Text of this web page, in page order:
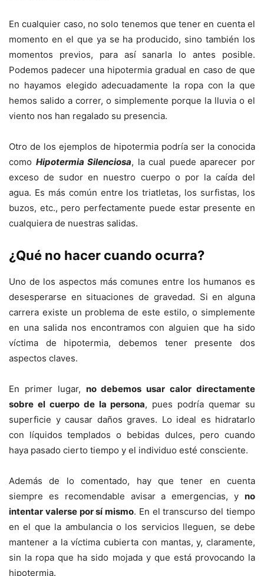
En cualquier caso, no solo tenemos que tener en cuenta el
momento en el que ya se ha producido, sino también los
momentos previos, para así sanarla lo antes posible.
Podemos padecer una hipotermia gradual en caso de que
no hayamos elegido adecuadamente la ropa con la que
hemos salido a correr, o simplemente porque la lluvia o el
viento nos han regalado su presencia.
Otro de los ejemplos de hipotermia podría ser la conocida
como Hipotermia Silenciosa, la cual puede aparecer por
exceso de sudor en nuestro cuerpo o por la caída del
agua. Es más común entre los triatletas, los surfistas, los
buzos, etc., pero perfectamente puede estar presente en
cualquiera de nuestras salidas.
¿Qué no hacer cuando ocurra?
Uno de los aspectos más comunes entre los humanos es
desesperarse en situaciones de gravedad. Si en alguna
carrera existe un problema de este estilo, o simplemente
en una salida nos encontramos con alguien que ha sido
víctima de hipotermia, debemos tener presente dos
aspectos claves.
En primer lugar, no debemos usar calor directamente
sobre el cuerpo de la persona, pues podría quemar su
superficie y causar daños graves. Lo ideal es hidratarlo
con líquidos templados o bebidas dulces, pero cuando
haya pasado cierto tiempo y el individuo esté consciente.
Además de lo comentado, hay que tener en cuenta
siempre es recomendable avisar a emergencias, y no
intentar valerse por sí mismo. En el transcurso del tiempo
en el que la ambulancia o los servicios lleguen, se debe
mantener a la víctima cubierta con mantas, y, claramente,
sin la ropa que ha sido mojada y que está provocando la
hipotermia.